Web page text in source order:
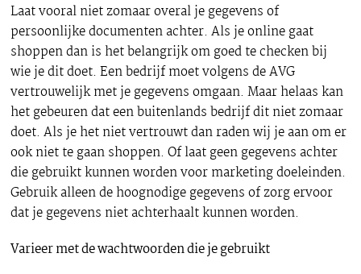
Laat vooral niet zomaar overal je gegevens of
persoonlijke documenten achter. Als je online gaat
shoppen dan is het belangrijk om goed te checken bij
wie je dit doet. Een bedrijf moet volgens de AVG
vertrouwelijk met je gegevens omgaan. Maar helaas kan
het gebeuren dat een buitenlands bedrijf dit niet zomaar
doet. Als je het niet vertrouwt dan raden wij je aan om er
ook niet te gaan shoppen. Of laat geen gegevens achter
die gebruikt kunnen worden voor marketing doeleinden.
Gebruik alleen de hoognodige gegevens of zorg ervoor
dat je gegevens niet achterhaalt kunnen worden.
Varieer met de wachtwoorden die je gebruikt